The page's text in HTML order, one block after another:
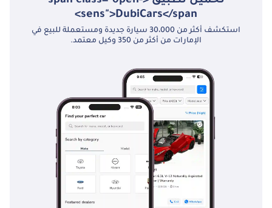
sens">DubiCars</span>
استكشف أكثر من 30،000 سيارة جديدة ومستعملة للبيع في
الإمارات من أكثر من 350 وكيل معتمد.